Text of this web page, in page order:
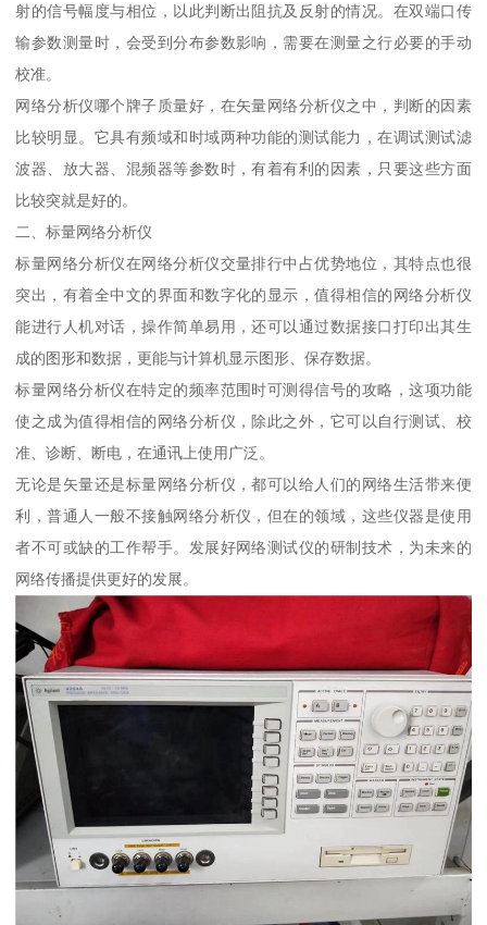
射的信号幅度与相位，以此判断出阻抗及反射的情况。在双端口传
输参数测量时，会受到分布参数影响，需要在测量之行必要的手动
校准。
网络分析仪哪个牌子质量好，在矢量网络分析仪之中，判断的因素
比较明显。它具有频域和时域两种功能的测试能力，在调试测试滤
波器、放大器、混频器等参数时，有着有利的因素，只要这些方面
比较突就是好的。
二、标量网络分析仪
标量网络分析仪在网络分析仪交量排行中占优势地位，其特点也很
突出，有着全中文的界面和数字化的显示，值得相信的网络分析仪
能进行人机对话，操作简单易用，还可以通过数据接口打印出其生
成的图形和数据，更能与计算机显示图形、保存数据。
标量网络分析仪在特定的频率范围时可测得信号的攻略，这项功能
使之成为值得相信的网络分析仪，除此之外，它可以自行测试、校
准、诊断、断电，在通讯上使用广泛。
无论是矢量还是标量网络分析仪，都可以给人们的网络生活带来便
利，普通人一般不接触网络分析仪，但在的领域，这些仪器是使用
者不可或缺的工作帮手。发展好网络测试仪的研制技术，为未来的
网络传播提供更好的发展。